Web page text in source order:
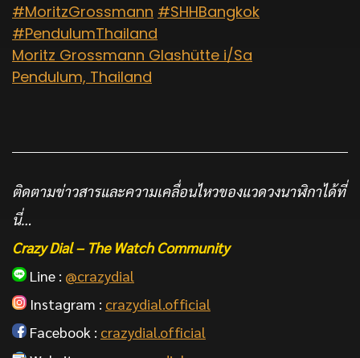
#MoritzGrossmann #SHHBangkok
#PendulumThailand
Moritz Grossmann Glashütte i/Sa
Pendulum, Thailand
ติดตามข่าวสารและความเคลื่อนไหวของแวดวงนาฬิกาได้ที่
นี่…
Crazy Dial – The Watch Community
Line : @crazydial
Instagram : crazydial.official
Facebook : crazydial.official